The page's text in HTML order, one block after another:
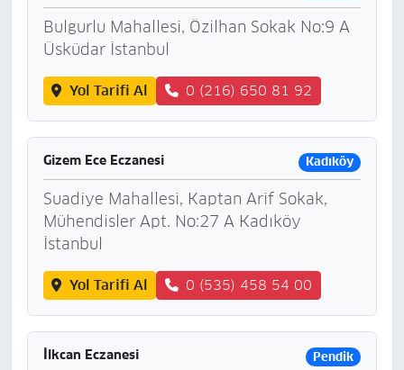
Bulgurlu Mahallesi, Özilhan Sokak No:9 A
Üsküdar İstanbul
Yol Tarifi Al 0 (216) 650 81 92
Gizem Ece Eczanesi Kadıköy
Suadiye Mahallesi, Kaptan Arif Sokak,
Mühendisler Apt. No:27 A Kadıköy
İstanbul
Yol Tarifi Al 0 (535) 458 54 00
İlkcan Eczanesi Pendik